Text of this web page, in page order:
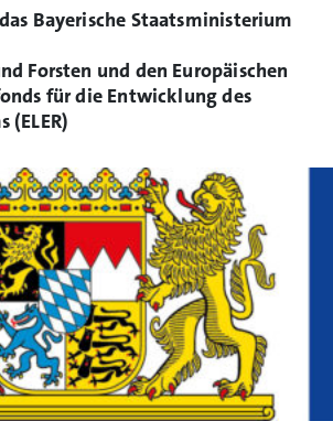
Bayerische Staatsministerium
Forsten und den Europäischen
für die Entwicklung des
(ELER)